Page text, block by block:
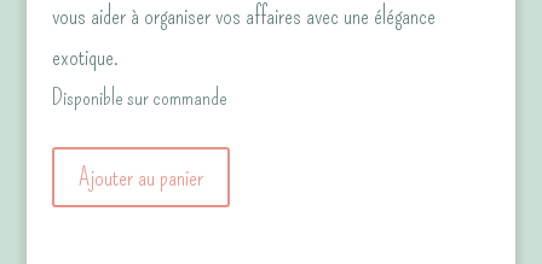
vous aider à organiser vos affaires avec une élégance
exotique.
Disponible sur commande
quantité
de
Ajouter au panier